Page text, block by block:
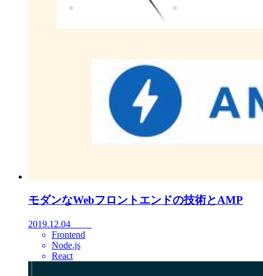
モダンなWebフロントエンドの技術とAMP
2019.12.04
Frontend
Node.js
React